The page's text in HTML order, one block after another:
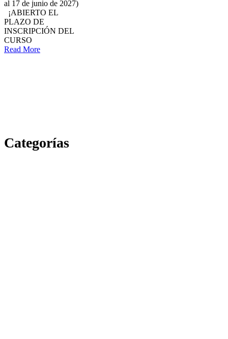
al 17 de junio de 2027)
¡ABIERTO EL
PLAZO DE
INSCRIPCIÓN DEL
CURSO
Read More
Categorías